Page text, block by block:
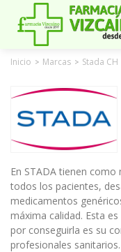
Inicio > Marcas > Stada CH
En STADA tienen
todos los pacientes,
medicamentos
máxima calidad. Esta
por conseguirla es su
profesionales